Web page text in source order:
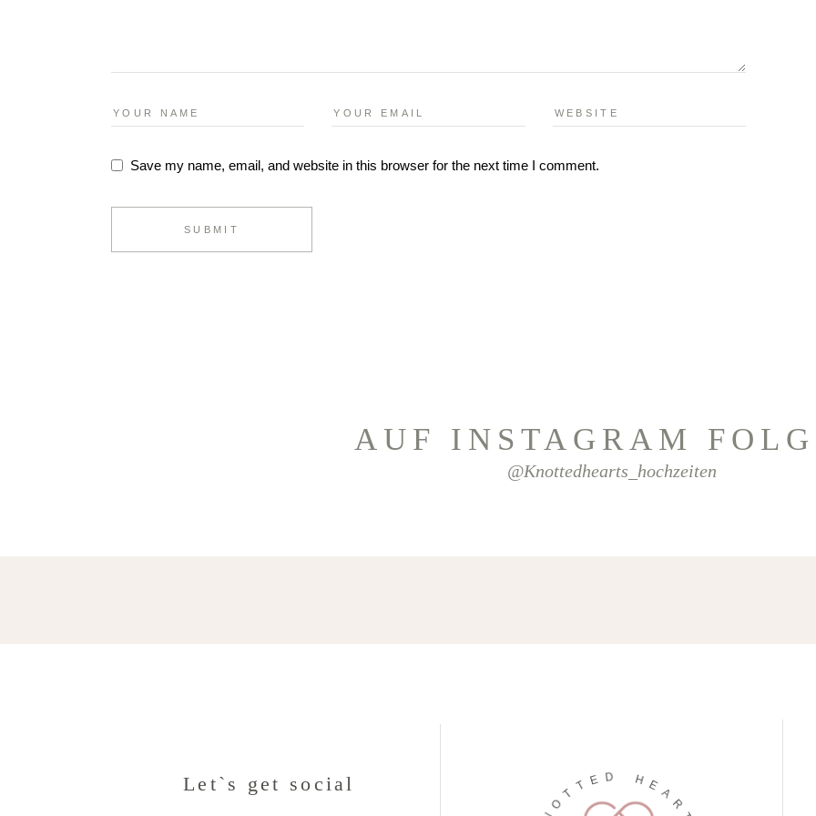
Save my name, email, and website in this browser for the next time I comment.
SUBMIT
AUF INSTAGRAM
@knottedhearts_hochzeiten
Let`s get social
N
O
T T E
H
E
A